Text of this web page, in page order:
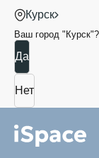
Курск
Ваш город " Курск"?